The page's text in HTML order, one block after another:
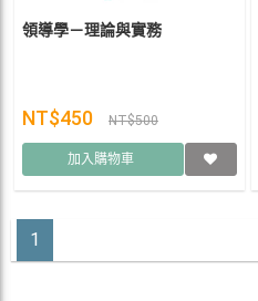
領導學－理論與實務
NT$450 NT$500
加入購物車
1